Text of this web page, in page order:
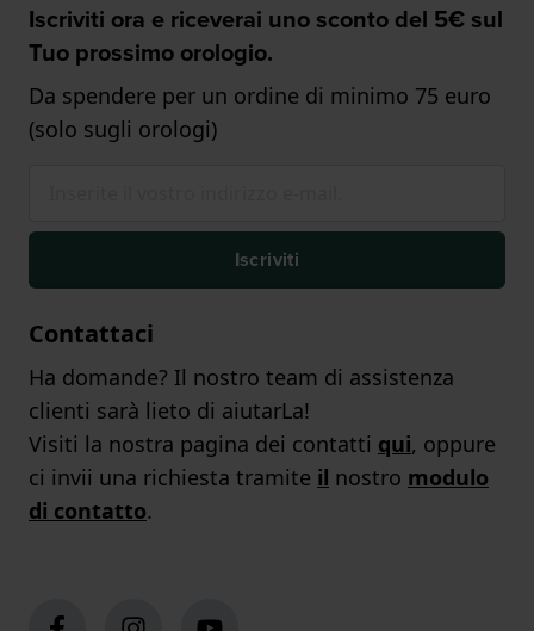
Iscriviti ora e riceverai uno sconto del 5€ sul
Tuo prossimo orologio.
Da spendere per un ordine di minimo 75 euro
(solo sugli orologi)
Iscriviti
Contattaci
Ha domande? Il nostro team di assistenza
clienti sarà lieto di aiutarLa!
Visiti la nostra pagina dei contatti qui, oppure
ci invii una richiesta tramite il nostro modulo
di contatto.